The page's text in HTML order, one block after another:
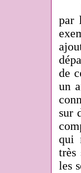
par
de
un
sur
qui
très
les